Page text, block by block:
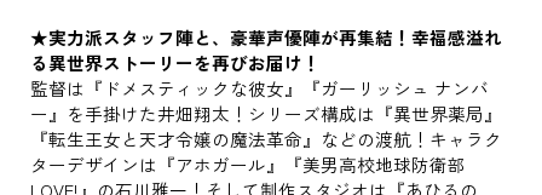
★実力派スタッフ陣と、豪華声優陣が再集結！幸福感溢れ
る異世界ストーリーを再びお届け！
監督は『ドメスティックな彼女』『ガーリッシュ ナンバ
ー』を手掛けた井畑翔太！シリーズ構成は『異世界薬局』
『転生王女と天才令嬢の魔法革命』などの渡航！キャラク
ターデザインは『アホガール』『美男高校地球防衛部
LOVE!』の石川雅一！そして制作スタジオは『あひるの